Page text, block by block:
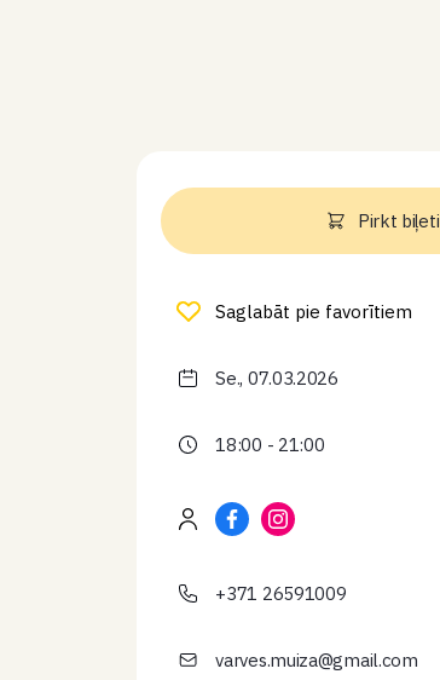
Pirkt biļeti
Saglabāt pie favorītiem
Se., 07.03.2026
18:00 - 21:00
+371 26591009
varves.muiza@gmail.com